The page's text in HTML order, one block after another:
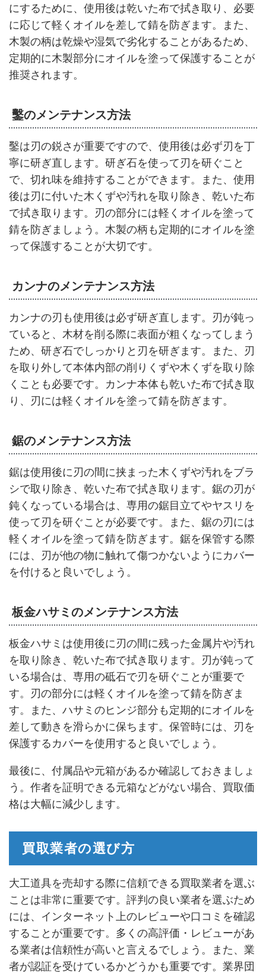
にするために、使用後は乾いた布で拭き取り、必要
に応じて軽くオイルを差して錆を防ぎます。また、
木製の柄は乾燥や湿気で劣化することがあるため、
定期的に木製部分にオイルを塗って保護することが
推奨されます。
鑿のメンテナンス方法
鑿は刃の鋭さが重要ですので、使用後は必ず刃を丁
寧に研ぎ直します。研ぎ石を使って刃を研ぐこと
で、切れ味を維持することができます。また、使用
後は刃に付いた木くずや汚れを取り除き、乾いた布
で拭き取ります。刃の部分には軽くオイルを塗って
錆を防ぎましょう。木製の柄も定期的にオイルを塗
って保護することが大切です。
カンナのメンテナンス方法
カンナの刃も使用後は必ず研ぎ直します。刃が鈍っ
ていると、木材を削る際に表面が粗くなってしまう
ため、研ぎ石でしっかりと刃を研ぎます。また、刃
を取り外して本体内部の削りくずや木くずを取り除
くことも必要です。カンナ本体も乾いた布で拭き取
り、刃には軽くオイルを塗って錆を防ぎます。
鋸のメンテナンス方法
鋸は使用後に刃の間に挟まった木くずや汚れをブラ
シで取り除き、乾いた布で拭き取ります。鋸の刃が
鈍くなっている場合は、専用の鋸目立てやヤスリを
使って刃を研ぐことが必要です。また、鋸の刃には
軽くオイルを塗って錆を防ぎます。鋸を保管する際
には、刃が他の物に触れて傷つかないようにカバー
を付けると良いでしょう。
板金ハサミのメンテナンス方法
板金ハサミは使用後に刃の間に残った金属片や汚れ
を取り除き、乾いた布で拭き取ります。刃が鈍って
いる場合は、専用の砥石で刃を研ぐことが重要で
す。刃の部分には軽くオイルを塗って錆を防ぎま
す。また、ハサミのヒンジ部分も定期的にオイルを
差して動きを滑らかに保ちます。保管時には、刃を
保護するカバーを使用すると良いでしょう。
最後に、付属品や元箱があるか確認しておきましょ
う。作者を証明できる元箱などがない場合、買取価
格は大幅に減少します。
買取業者の選び方
大工道具を売却する際に信頼できる買取業者を選ぶ
ことは非常に重要です。評判の良い業者を選ぶため
には、インターネット上のレビューや口コミを確認
することが重要です。多くの高評価・レビューがあ
る業者は信頼性が高いと言えるでしょう。また、業
者が認証を受けているかどうかも重要です。業界団